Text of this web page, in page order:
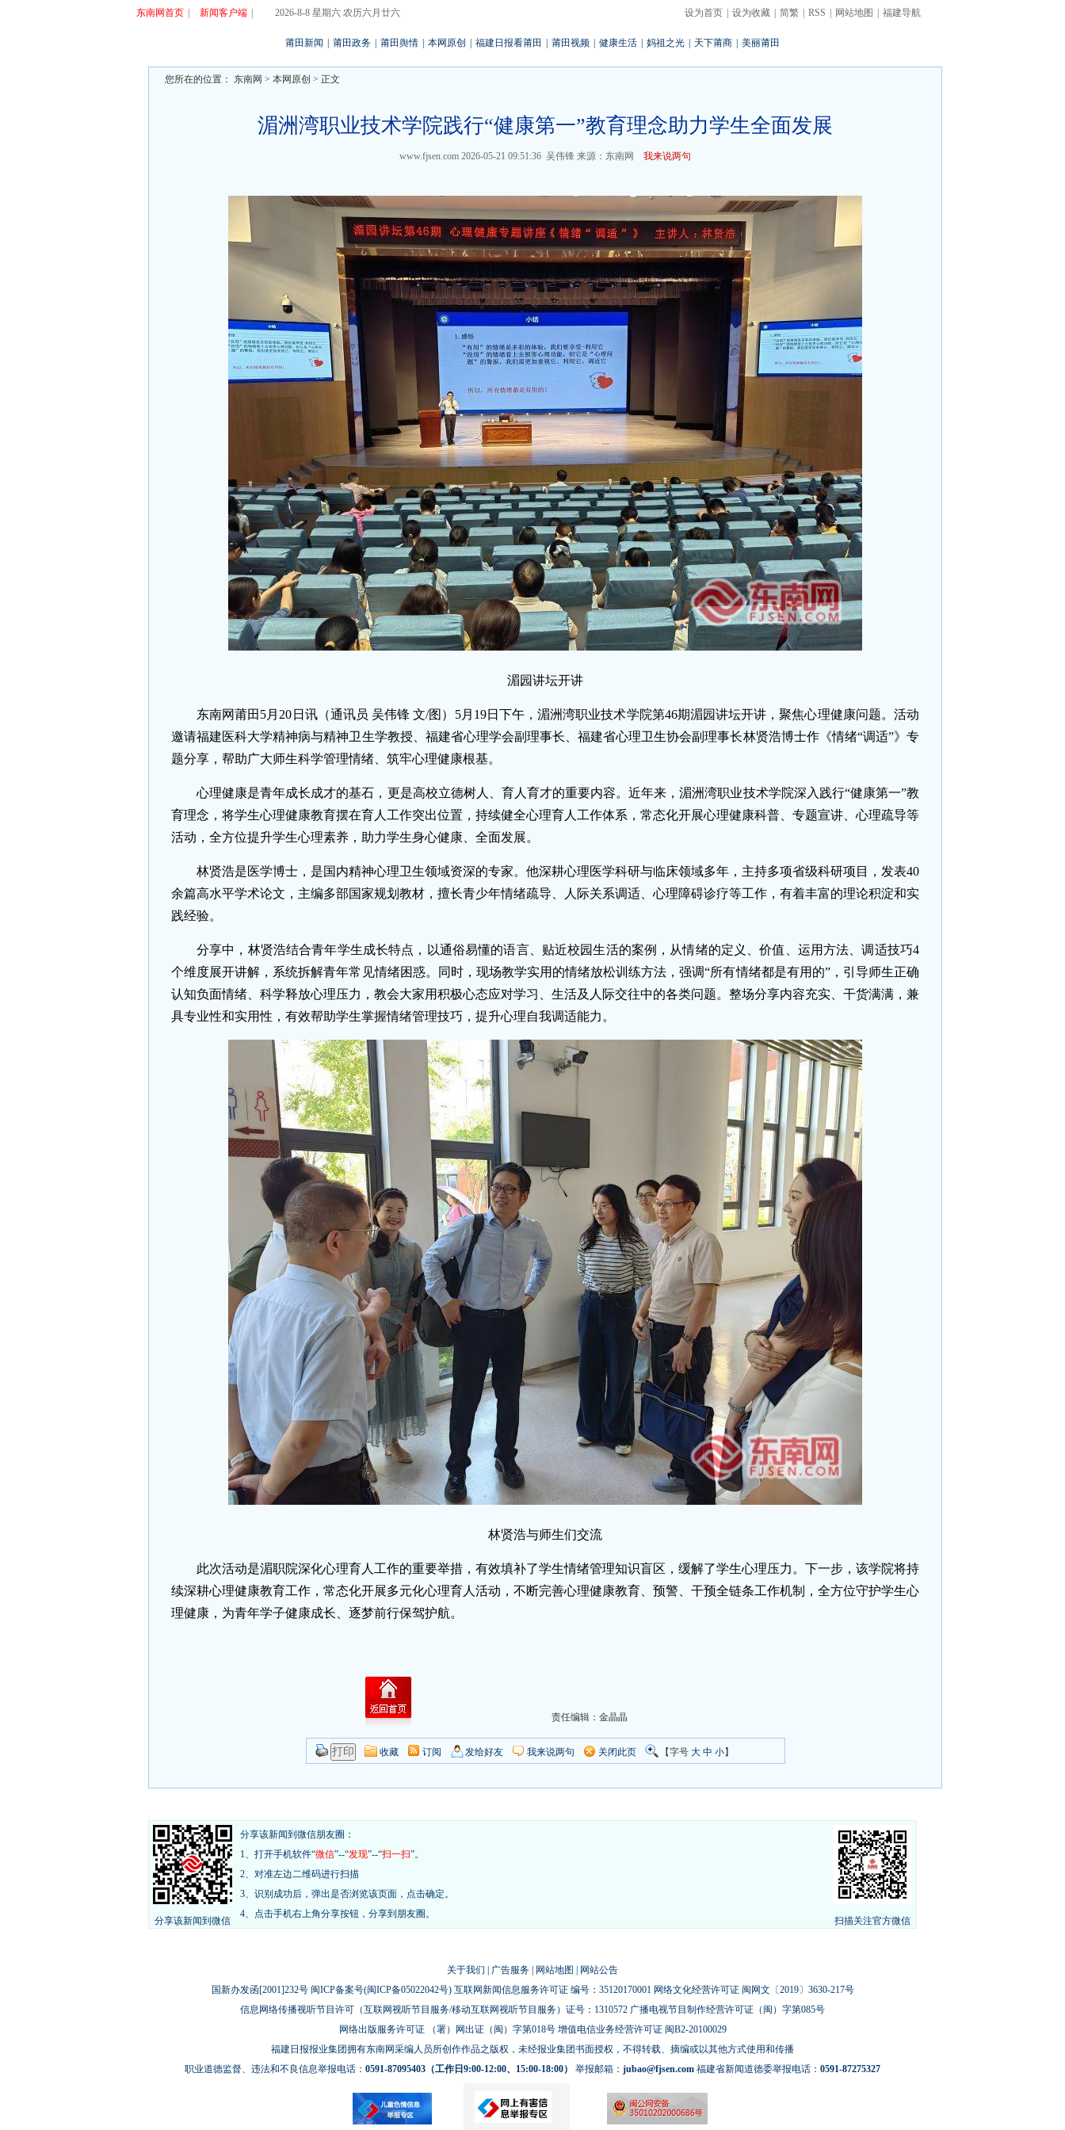
东南网首页 新闻客户端 2026-8-8 星期六 农历六月廿六 设为首页 设为收藏 简繁 RSS 网站地图 福建导航
莆田新闻 莆田政务 莆田舆情 本网原创 福建日报看莆田 莆田视频 健康生活 妈祖之光 天下莆商 美丽莆田
您所在的位置： 东南网 > 本网原创 > 正文
湄洲湾职业技术学院践行“健康第一”教育理念助力学生全面发展
www.fjsen.com 2026-05-21 09:51:36 吴伟锋 来源：东南网 我来说两句
湄园讲坛开讲
东南网莆田5月20日讯（通讯员 吴伟锋 文/图）5月19日下午，湄洲湾职业技术学院第46期湄园讲坛开讲，聚焦心理健康问题。活动
邀请福建医科大学精神病与精神卫生学教授、福建省心理学会副理事长、福建省心理卫生协会副理事长林贤浩博士作《情绪“调适”》专
题分享，帮助广大师生科学管理情绪、筑牢心理健康根基。
心理健康是青年成长成才的基石，更是高校立德树人、育人育才的重要内容。近年来，湄洲湾职业技术学院深入践行“健康第一”教
育理念，将学生心理健康教育摆在育人工作突出位置，持续健全心理育人工作体系，常态化开展心理健康科普、专题宣讲、心理疏导等
活动，全方位提升学生心理素养，助力学生身心健康、全面发展。
林贤浩是医学博士，是国内精神心理卫生领域资深的专家。他深耕心理医学科研与临床领域多年，主持多项省级科研项目，发表40
余篇高水平学术论文，主编多部国家规划教材，擅长青少年情绪疏导、人际关系调适、心理障碍诊疗等工作，有着丰富的理论积淀和实
践经验。
分享中，林贤浩结合青年学生成长特点，以通俗易懂的语言、贴近校园生活的案例，从情绪的定义、价值、运用方法、调适技巧4
个维度展开讲解，系统拆解青年常见情绪困惑。同时，现场教学实用的情绪放松训练方法，强调“所有情绪都是有用的”，引导师生正确
认知负面情绪、科学释放心理压力，教会大家用积极心态应对学习、生活及人际交往中的各类问题。整场分享内容充实、干货满满，兼
具专业性和实用性，有效帮助学生掌握情绪管理技巧，提升心理自我调适能力。
林贤浩与师生们交流
此次活动是湄职院深化心理育人工作的重要举措，有效填补了学生情绪管理知识盲区，缓解了学生心理压力。下一步，该学院将持
续深耕心理健康教育工作，常态化开展多元化心理育人活动，不断完善心理健康教育、预警、干预全链条工作机制，全方位守护学生心
理健康，为青年学子健康成长、逐梦前行保驾护航。
责任编辑：金晶晶
收藏 订阅 发给好友 我来说两句 关闭此页 【字号 大 中 小】
扫描关注官方微信
分享该新闻到微信
分享该新闻到微信朋友圈：
1、打开手机软件“微信”--“发现”--“扫一扫”。
2、对准左边二维码进行扫描
3、识别成功后，弹出是否浏览该页面，点击确定。
4、点击手机右上角分享按钮，分享到朋友圈。
关于我们 广告服务 网站地图
网站公告
国新办发函[2001]232号 闽ICP备案号(闽ICP备05022042号) 互联网新闻信息服务许可证 编号：35120170001 网络文化经营许可证 闽网文〔2019〕3630-217号
信息网络传播视听节目许可（互联网视听节目服务/移动互联网视听节目服务）证号：1310572 广播电视节目制作经营许可证（闽）字第085号
网络出版服务许可证 （署）网出证（闽）字第018号 增值电信业务经营许可证 闽B2-20100029
福建日报报业集团拥有东南网采编人员所创作作品之版权，未经报业集团书面授权，不得转载、摘编或以其他方式使用和传播
职业道德监督、违法和不良信息举报电话： 0591-87095403（工作日9:00-12:00、15:00-18:00） 举报邮箱： jubao@fjsen.com 福建省新闻道德委举报电话： 0591-87275327